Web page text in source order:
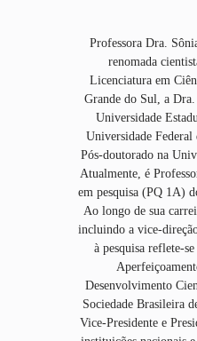
Professora Dra.
renomada
Licenciatura em
Grande do Sul, a
Universidade
Universidade
Pós-doutorado na
Atualmente, é
em pesquisa (PQ 1A)
Ao longo de sua
incluindo a vice-
à pesquisa reflete-
Desenvolvimento
Sociedade Brasileira
Vice-Presidente e